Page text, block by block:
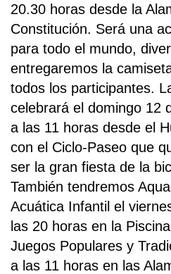
20.30 horas desde la
Constitución. Será una
para todo el mundo,
entregaremos la
todos los participantes.
celebrará el domingo 12
a las 11 horas desde el
con el Ciclo-Paseo que
ser la gran fiesta de la
También tendremos
Acuática Infantil el
las 20 horas en la
Juegos Populares y
a las 11 horas en las